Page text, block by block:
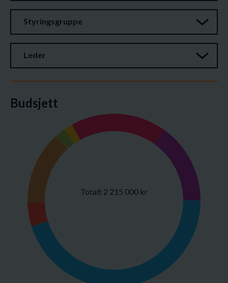
Styringsgruppe
Leder
Budsjett
Totalt 2 215 000 kr